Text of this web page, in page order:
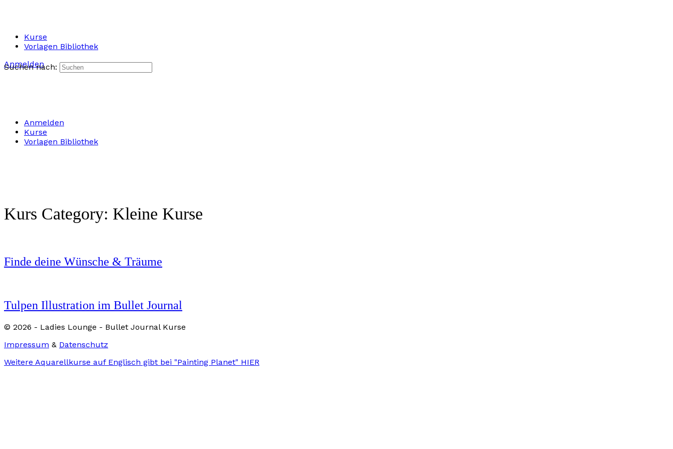
Kurse
Vorlagen Bibliothek
Anmelden
Suchen nach:
Anmelden
Kurse
Vorlagen Bibliothek
Kurs Category: Kleine Kurse
Finde deine Wünsche & Träume
Tulpen Illustration im Bullet Journal
© 2026 - Ladies Lounge - Bullet Journal Kurse
Impressum & Datenschutz
Weitere Aquarellkurse auf Englisch gibt bei "Painting Planet" HIER